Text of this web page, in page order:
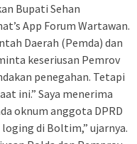
Bupati Sehan
App Forum Wartawan.
Daerah (Pemda) dan
keseriusan Pemrov
penegahan. Tetapi
ini.” Saya menerima
oknum anggota DPRD
di Boltim,” ujarnya.